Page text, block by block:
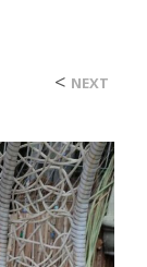
NEXT
>